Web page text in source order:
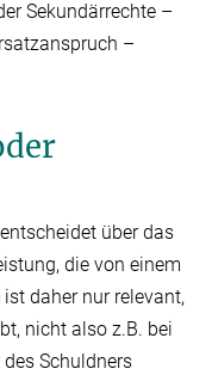
Sekundärrechte –
–
über das
die von einem
daher nur relevant,
nicht also z.B. bei
Schuldners